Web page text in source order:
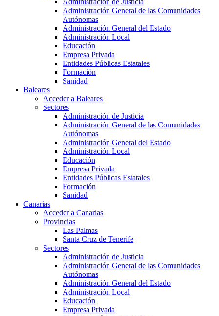
Administración de Justicia
Administración General de las Comunidades
Autónomas
Administración General del Estado
Administración Local
Educación
Empresa Privada
Entidades Públicas Estatales
Formación
Sanidad
Baleares
Acceder a Baleares
Sectores
Administración de Justicia
Administración General de las Comunidades
Autónomas
Administración General del Estado
Administración Local
Educación
Empresa Privada
Entidades Públicas Estatales
Formación
Sanidad
Canarias
Acceder a Canarias
Provincias
Las Palmas
Santa Cruz de Tenerife
Sectores
Administración de Justicia
Administración General de las Comunidades
Autónomas
Administración General del Estado
Administración Local
Educación
Empresa Privada